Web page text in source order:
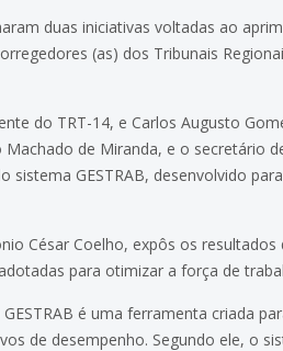
duas iniciativas voltadas ao
(as) dos Tribunais
do TRT-14, e Carlos Augusto
de Miranda, e o secretário
GESTRAB, desenvolvido
César Coelho, expôs os
para otimizar a força de
é uma ferramenta criada
de desempenho. Segundo ele, o